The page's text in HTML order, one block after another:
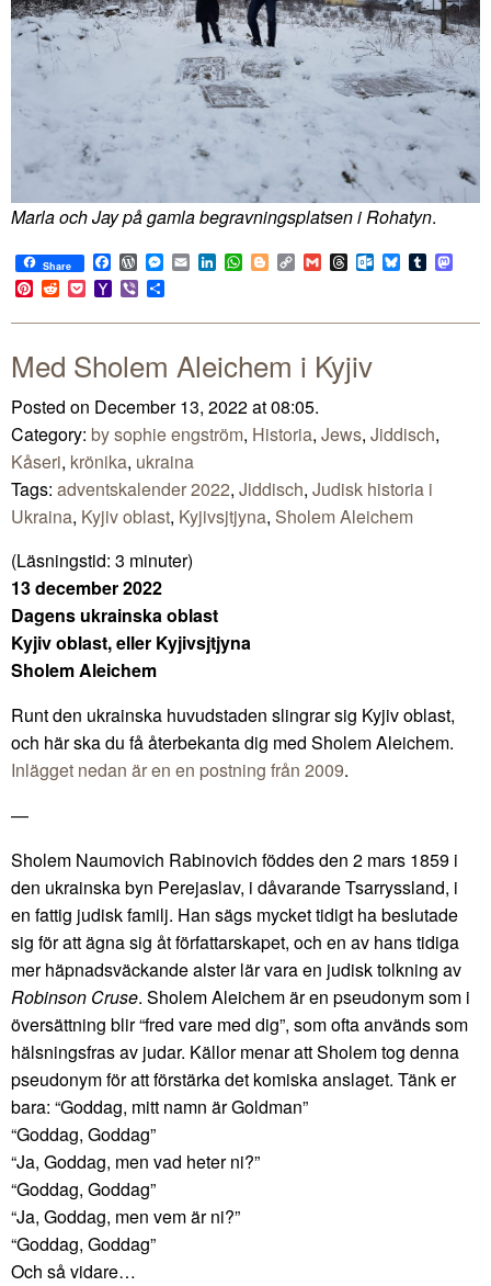
Marla och Jay på gamla begravningsplatsen i Rohatyn.
Share Facebook
WordPress
Messenger
EmailLinkedIn
WhatsApp
BloggerCopy
Link
GmailThreadsOutlook.com
BlueskyTumblr
Pinterest
RedditPocketYahoo
Mail
Viber
Med Sholem Aleichem i Kyjiv
Posted on December 13, 2022 at 08:05.
Category: by sophie engström, Historia, Jews, Jiddisch,
Kåseri, krönika, ukraina
Tags: adventskalender 2022, Jiddisch, Judisk historia i
Ukraina, Kyjiv oblast, Kyjivsjtjyna, Sholem Aleichem
(Läsningstid: 3 minuter)
13 december 2022
Dagens ukrainska oblast
Kyjiv oblast, eller Kyjivsjtjyna
Sholem Aleichem
Runt den ukrainska huvudstaden slingrar sig Kyjiv oblast,
och här ska du få återbekanta dig med Sholem Aleichem.
Inlägget nedan är en en postning från 2009.
—
Sholem Naumovich Rabinovich föddes den 2 mars 1859 i
den ukrainska byn Perejaslav, i dåvarande Tsarryssland, i
en fattig judisk familj. Han sägs mycket tidigt ha beslutade
sig för att ägna sig åt författarskapet, och en av hans tidiga
mer häpnadsväckande alster lär vara en judisk tolkning av
Robinson Cruse. Sholem Aleichem är en pseudonym som i
översättning blir “fred vare med dig”, som ofta används som
hälsningsfras av judar. Källor menar att Sholem tog denna
pseudonym för att förstärka det komiska anslaget. Tänk er
bara: “Goddag, mitt namn är Goldman”
“Goddag, Goddag”
“Ja, Goddag, men vad heter ni?”
“Goddag, Goddag”
“Ja, Goddag, men vem är ni?”
“Goddag, Goddag”
Och så vidare…